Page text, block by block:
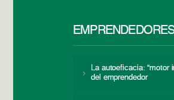
La autoeficacia: “motor
del emprendedor